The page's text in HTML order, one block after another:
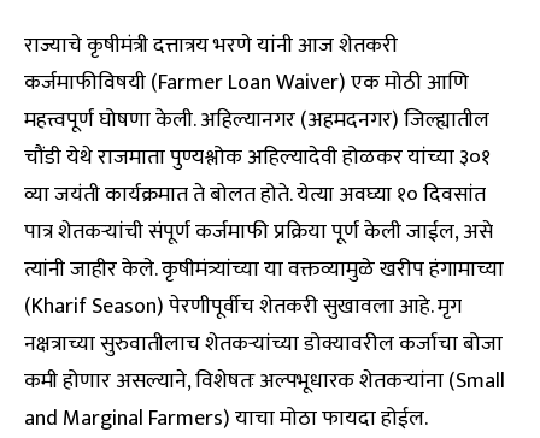
राज्याचे कृषीमंत्री दत्तात्रय भरणे यांनी आज शेतकरी
कर्जमाफीविषयी (Farmer Loan Waiver) एक मोठी आणि
महत्त्वपूर्ण घोषणा केली. अहिल्यानगर (अहमदनगर) जिल्ह्यातील
चौंडी येथे राजमाता पुण्यश्लोक अहिल्यादेवी होळकर यांच्या ३०१
व्या जयंती कार्यक्रमात ते बोलत होते. येत्या अवघ्या १० दिवसांत
पात्र शेतकऱ्यांची संपूर्ण कर्जमाफी प्रक्रिया पूर्ण केली जाईल, असे
त्यांनी जाहीर केले. कृषीमंत्र्यांच्या या वक्तव्यामुळे खरीप हंगामाच्या
(Kharif Season) पेरणीपूर्वीच शेतकरी सुखावला आहे. मृग
नक्षत्राच्या सुरुवातीलाच शेतकऱ्यांच्या डोक्यावरील कर्जाचा बोजा
कमी होणार असल्याने, विशेषतः अल्पभूधारक शेतकऱ्यांना (Small
and Marginal Farmers) याचा मोठा फायदा होईल.